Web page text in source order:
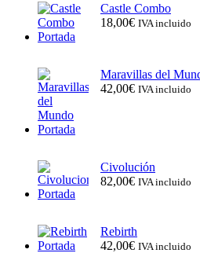
Castle Combo
18,00€ IVA incluido
Maravillas del
42,00€ IVA incluido
Civolución
82,00€ IVA incluido
Rebirth
42,00€ IVA incluido